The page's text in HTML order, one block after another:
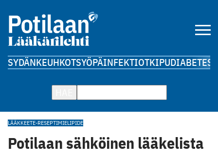
SYDÄNKEUHKOTSYÖPÄINFEKTIOTKIPUDIABETES
LÄÄKKEETE-RESEPTIMIELIPIDE
Potilaan sähköinen lääkelista